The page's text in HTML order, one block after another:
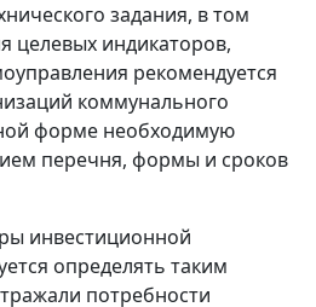
задания, в том
целевых индикаторов,
рекомендуется
коммунального
форме необходимую
перечня, формы и сроков
инвестиционной
определять таким
потребности